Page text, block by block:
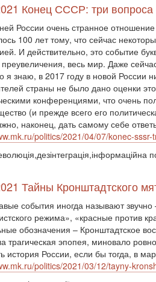
Конец СССР: три вопроса
России очень странное
100 лет тому, что сейчас
И действительно, это событие
преувеличения, весь мир. Даже
я знаю, в 2017 году в новой России
страны не было дано оценки
конференциями, что очень
(и прежде всего его
наконец, дать самому себе
politics/2021/04/07/konec-
Тайны Кронштадтского
события иногда называют
режима», «красные против
обозначения – Кронштадтское
трагическая эпопея, миновало
история России, если бы тогда, в
politics/2021/03/12/tayny-